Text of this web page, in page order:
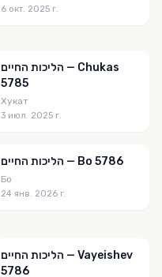
6 окт. 2025 г.
הליכות החיים — Chukas
5785
Хукат
3 июл. 2025 г.
הליכות החיים — Bo 5786
Бо
24 янв. 2026 г.
הליכות החיים — Vayeishev
5786